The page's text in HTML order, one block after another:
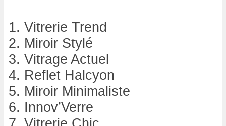
Vitrerie Trend
Miroir Stylé
Vitrage Actuel
Reflet Halcyon
Miroir Minimaliste
Innov’Verre